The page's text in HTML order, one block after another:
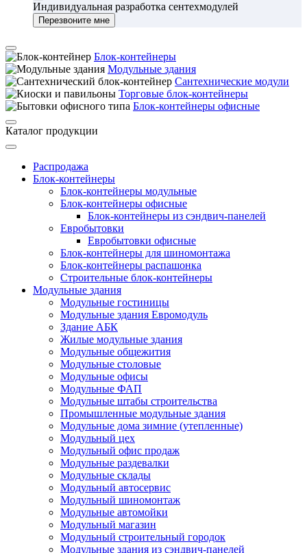
Индивидуальная разработка сентехмодулей
Перезвоните мне
Блок-контейнеры
Модульные здания
Сантехнические модули
Торговые блок-контейнеры
Блок-контейнеры офисные
Каталог продукции
Распродажа
Блок-контейнеры
Блок-контейнеры модульные
Блок-контейнеры офисные
Блок-контейнеры из сэндвич-панелей
Евробытовки
Евробытовки офисные
Блок-контейнеры для шиномонтажа
Блок-контейнеры распашонка
Строительные блок-контейнеры
Модульные здания
Модульные гостиницы
Модульные здания Евромодуль
Здание АБК
Жилые модульные здания
Модульные общежития
Модульные столовые
Модульные офисы
Модульные ФАП
Модульные штабы строительства
Промышленные модульные здания
Модульные дома зимние (утепленные)
Модульный цех
Модульный офис продаж
Модульные раздевалки
Модульные склады
Модульный автосервис
Модульный шиномонтаж
Модульные автомойки
Модульный магазин
Модульный строительный городок
Модульные здания из сэндвич-панелей